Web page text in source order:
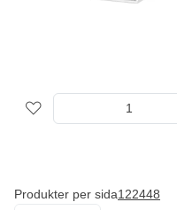
Produkter per sida122448